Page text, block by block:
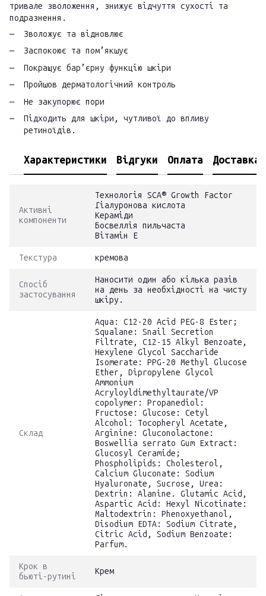
тривале зволоження, знижує відчуття сухості та
подразнення.
Зволожує та відновлює
Заспокоює та пом’якшує
Покращує бар’єрну функцію шкіри
Пройшов дерматологічний контроль
Не закупорює пори
Підходить для шкіри, чутливої до впливу
ретиноїдів.
Характеристики Відгуки Оплата Доставка
Активні
компоненти
Технологія SCA® Growth Factor
Гіалуронова кислота
Кераміди
Босвеллія пильчаста
Вітамін Е
Текстура кремова
Спосіб
застосування
Наносити один або кілька разів
на день за необхідності на чисту
шкіру.
Склад
Aqua: C12-20 Acid PEG-8 Ester;
Squalane: Snail Secretion
Filtrate, C12-15 Alkyl Benzoate,
Hexylene Glycol Saccharide
Isomerate: PPG-20 Methyl Glucose
Ether, Dipropylene Glycol
Ammonium
Acryloyldimethyltaurate/VP
copolymer: Propanediol:
Fructose: Glucose: Cetyl
Alcohol: Tocopheryl Acetate,
Arginine: Gluconolactone:
Boswellia serrato Gum Extract:
Glucosyl Ceramide;
Phospholipids: Cholesterol,
Calcium Gluconate: Sodium
Hyaluronate, Sucrose, Urea:
Dextrin: Alanine. Glutamic Acid,
Aspartic Acid: Hexyl Nicotinate:
Maltodextrin: Phenoxyethanol,
Disodium EDTA: Sodium Citrate,
Citric Acid, Sodium Benzoate:
Parfum.
Крок в
бьюті-рутині
Крем